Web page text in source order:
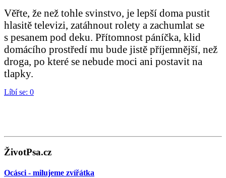
Věřte, že než tohle svinstvo, je lepší doma pustit
hlasitě televizi, zatáhnout rolety a zachumlat se
s pesanem pod deku. Přítomnost páníčka, klid
domácího prostředí mu bude jistě příjemnější, než
droga, po které se nebude moci ani postavit na
tlapky.
Líbí se: 0
ŽivotPsa.cz
Ocásci - milujeme zvířátka